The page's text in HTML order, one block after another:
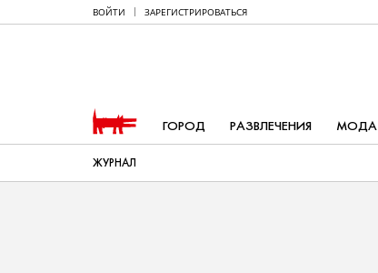
ВОЙТИ ЗАРЕГИСТРИРОВАТЬСЯ
ГОРОД РАЗВЛЕЧЕНИЯ МОДА
ЖУРНАЛ